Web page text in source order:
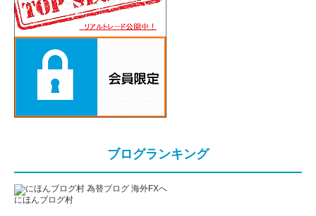
ブログランキング
にほんブログ村